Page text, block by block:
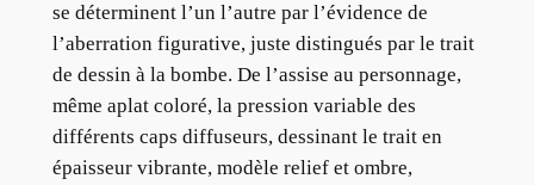
se déterminent l’un l’autre par l’évidence de
l’aberration figurative, juste distingués par le trait
de dessin à la bombe. De l’assise au personnage,
même aplat coloré, la pression variable des
différents caps diffuseurs, dessinant le trait en
épaisseur vibrante, modèle relief et ombre,